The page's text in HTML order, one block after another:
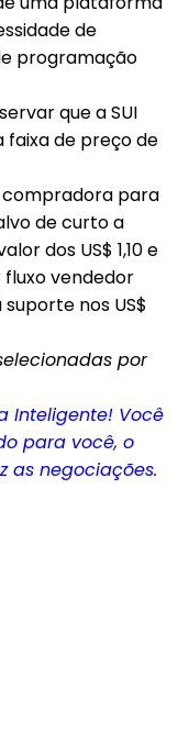
de
programação
que a SUI
de preço de
compradora para
de curto a
dos US$ 1,10 e
fluxo vendedor
nos US$
por
Inteligente! Você
para você, o
as negociações.